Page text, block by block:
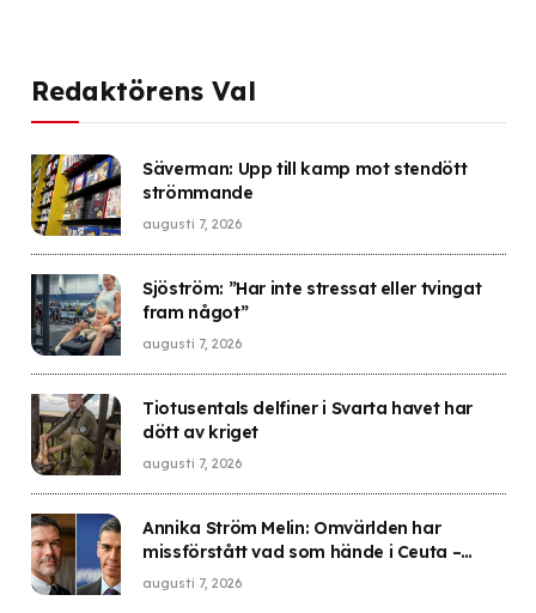
Redaktörens Val
Säverman: Upp till kamp mot stendött
strömmande
augusti 7, 2026
Sjöström: ”Har inte stressat eller tvingat
fram något”
augusti 7, 2026
Tiotusentals delfiner i Svarta havet har
dött av kriget
augusti 7, 2026
Annika Ström Melin: Omvärlden har
missförstått vad som hände i Ceuta –
Sverige gick i fällan
augusti 7, 2026